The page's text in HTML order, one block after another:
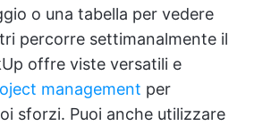
o una tabella per vedere
percorre settimanalmente il
offre viste versatili e
management per
sforzi. Puoi anche utilizzare